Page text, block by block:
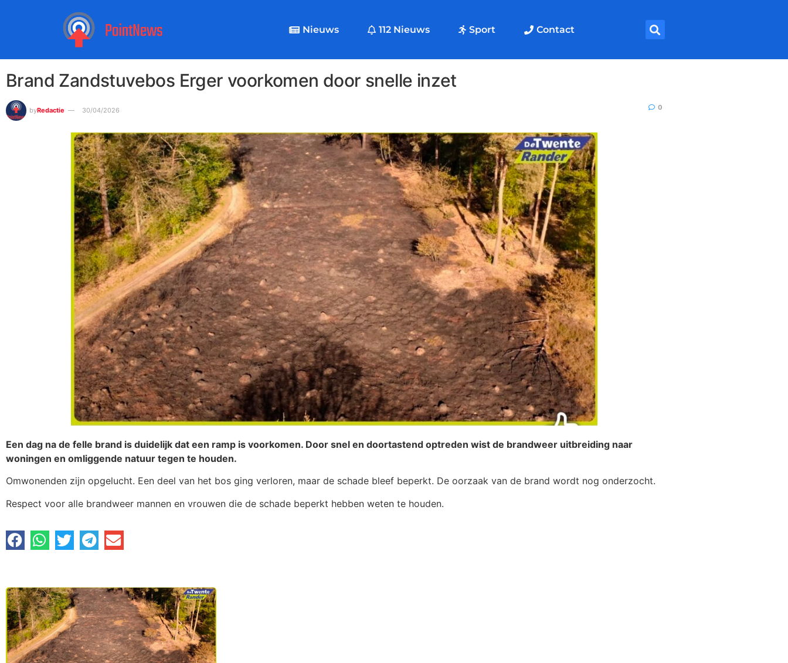
Nieuws 112 Nieuws Sport Contact
Brand Zandstuvebos Erger voorkomen door snelle inzet
byRedactie 30/04/2026 0
Een dag na de felle brand is duidelijk dat een ramp is voorkomen. Door snel en doortastend optreden wist de brandweer uitbreiding naar
woningen en omliggende natuur tegen te houden.
Omwonenden zijn opgelucht. Een deel van het bos ging verloren, maar de schade bleef beperkt. De oorzaak van de brand wordt nog onderzocht.
Respect voor alle brandweer mannen en vrouwen die de schade beperkt hebben weten te houden.